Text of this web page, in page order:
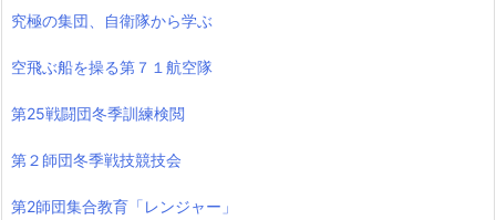
究極の集団、自衛隊から学ぶ
空飛ぶ船を操る第７１航空隊
第25戦闘団冬季訓練検閲
第２師団冬季戦技競技会
第2師団集合教育「レンジャー」